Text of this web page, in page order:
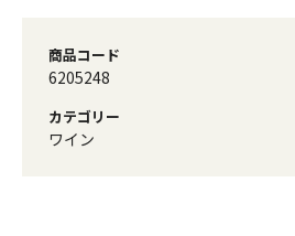
商品コード
6205248
カテゴリー
ワイン